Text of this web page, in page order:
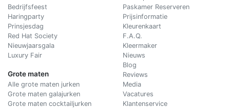
Bedrijfsfeest
Haringparty
Prinsjesdag
Red Hat Society
Nieuwjaarsgala
Luxury Fair
Grote maten
Alle grote maten jurken
Grote maten galajurken
Grote maten cocktailjurken
Paskamer Reserveren
Prijsinformatie
Kleurenkaart
F.A.Q.
Kleermaker
Nieuws
Blog
Reviews
Media
Vacatures
Klantenservice